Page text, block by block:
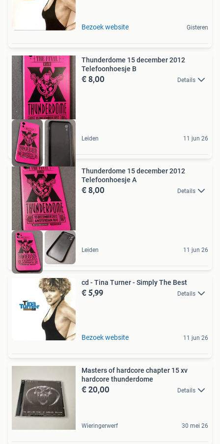
Bezoek website Gisteren
Thunderdome 15 december 2012
Telefoonhoesje B
€ 8,00 Details
Leiden 11 jun 26
Thunderdome 15 december 2012
Telefoonhoesje A
€ 8,00 Details
Leiden 11 jun 26
cd - Tina Turner - Simply The Best
€ 5,99 Details
Bezoek website 11 jun 26
Masters of hardcore chapter 15 xv
hardcore thunderdome
€ 20,00 Details
Wieringerwerf 30 mei 26